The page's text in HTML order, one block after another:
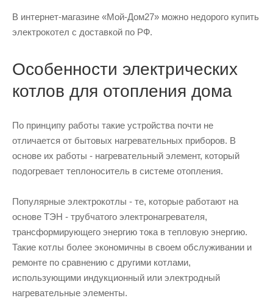
В интернет-магазине «Мой-Дом27» можно недорого купить
электрокотел с доставкой по РФ.
Особенности электрических
котлов для отопления дома
По принципу работы такие устройства почти не
отличается от бытовых нагревательных приборов. В
основе их работы - нагревательный элемент, который
подогревает теплоноситель в системе отопления.
Популярные электрокотлы - те, которые работают на
основе ТЭН - трубчатого электронагревателя,
трансформирующего энергию тока в тепловую энергию.
Такие котлы более экономичны в своем обслуживании и
ремонте по сравнению с другими котлами,
использующими индукционный или электродный
нагревательные элементы.